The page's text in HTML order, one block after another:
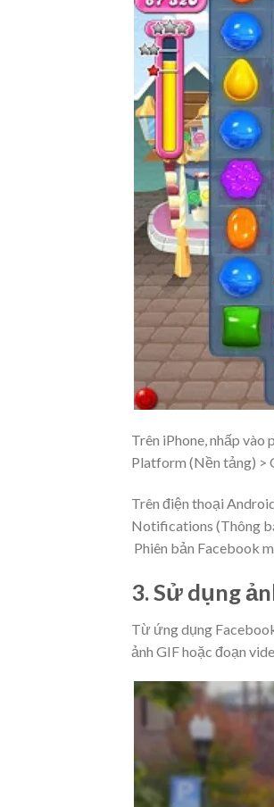
Trên iPhone, nhấp
Platform (Nền tảng) >
Trên điện thoại
Notifications (Thông
Phiên bản Facebook
3. Sử dụng
Từ ứng dụng
ảnh GIF hoặc đoạn